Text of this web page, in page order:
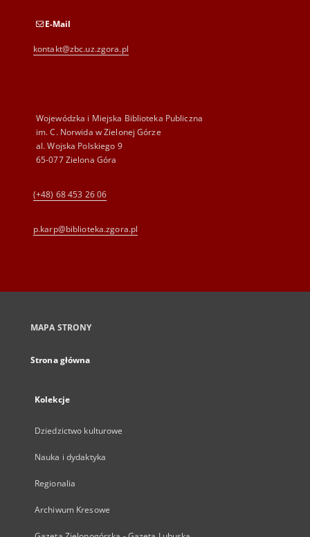
E-Mail
kontakt@zbc.uz.zgora.pl
Wojewódzka i Miejska Biblioteka Publiczna
im. C. Norwida w Zielonej Górze
al. Wojska Polskiego 9
65-077 Zielona Góra
(+48) 68 453 26 06
p.karp@biblioteka.zgora.pl
MAPA STRONY
Strona główna
Kolekcje
Dziedzictwo kulturowe
Nauka i dydaktyka
Regionalia
Archiwum Kresowe